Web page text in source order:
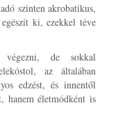
szinten akrobatikus,
ki, ezekkel téve
de sokkal
az általában
edzést, és innentől
hanem életmódként is